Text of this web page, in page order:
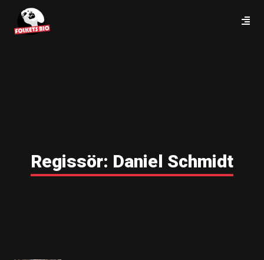
Regissör: Daniel Schmidt